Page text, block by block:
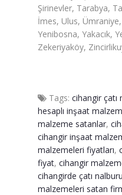
Şirinevler, Tarabya,
İmes, Ulus,
Yenibosna, Yakacık,
Zekeriyaköy,
Tags: cihangir çatı
hesaplı inşaat
malzeme satanlar,
cihangir inşaat
malzemeleri fiyatları,
fiyat, cihangir
cihangirde çatı nalburu
malzemeleri satan